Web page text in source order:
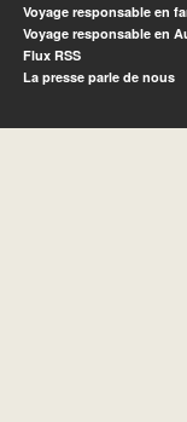
Voyage responsable en
Voyage responsable en
Flux RSS
La presse parle de nous